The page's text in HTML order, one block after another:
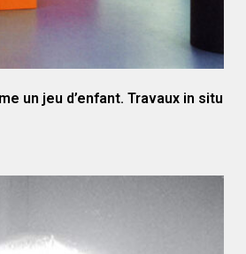
un jeu d’enfant. Travaux in situ